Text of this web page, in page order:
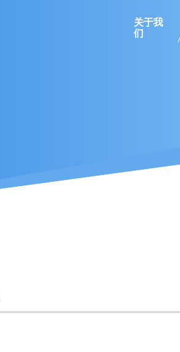
关于我
们